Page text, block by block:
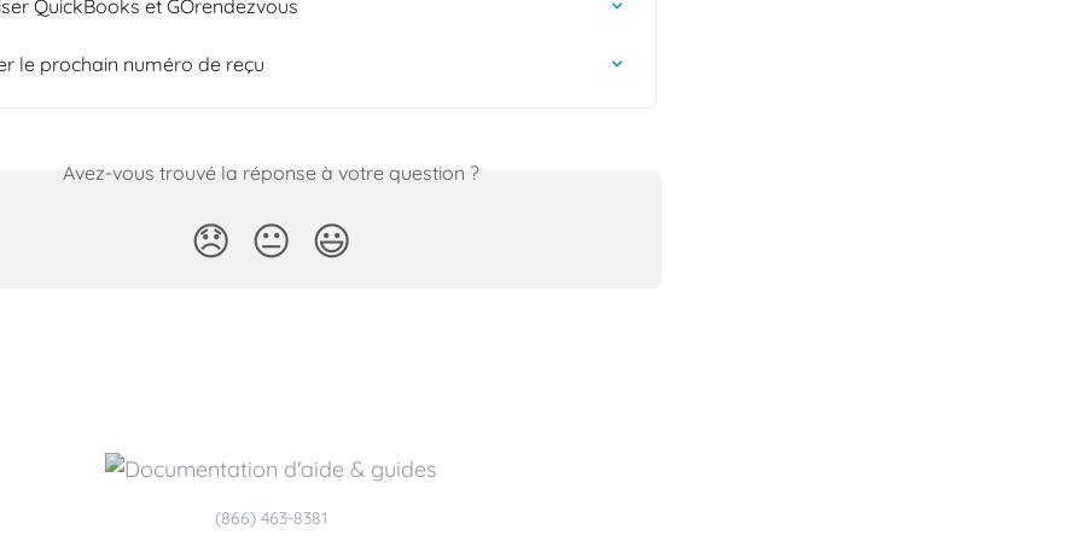
QuickBooks et GOrendezvous
le prochain numéro de reçu
Avez-vous trouvé la réponse à votre question ?
😞 😐 😃
(866) 463-8381